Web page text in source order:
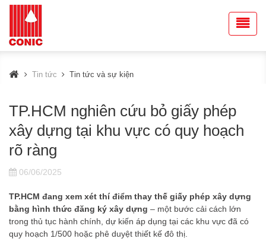
Tin tức Tin tức và sự kiện
TP.HCM nghiên cứu bỏ giấy phép
xây dựng tại khu vực có quy hoạch
rõ ràng
06/06/2025
TP.HCM đang xem xét thí điểm thay thế giấy phép xây dựng
bằng hình thức đăng ký xây dựng – một bước cải cách lớn
trong thủ tục hành chính, dự kiến áp dụng tại các khu vực đã có
quy hoạch 1/500 hoặc phê duyệt thiết kế đô thị.